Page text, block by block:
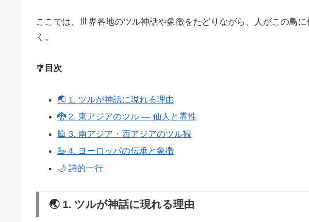
ここでは、世界各地のツル神話や象徴をたどりながら、人がこの鳥
く。
🎐目次
🌏 1. ツルが神話に現れる理由
🐉 2. 東アジアのツル ― 仙人と霊性
🕌 3. 南アジア・西アジアのツル観
🦢 4. ヨーロッパの伝承と象徴
🌙 詩的一行
🌏 1. ツルが神話に現れる理由